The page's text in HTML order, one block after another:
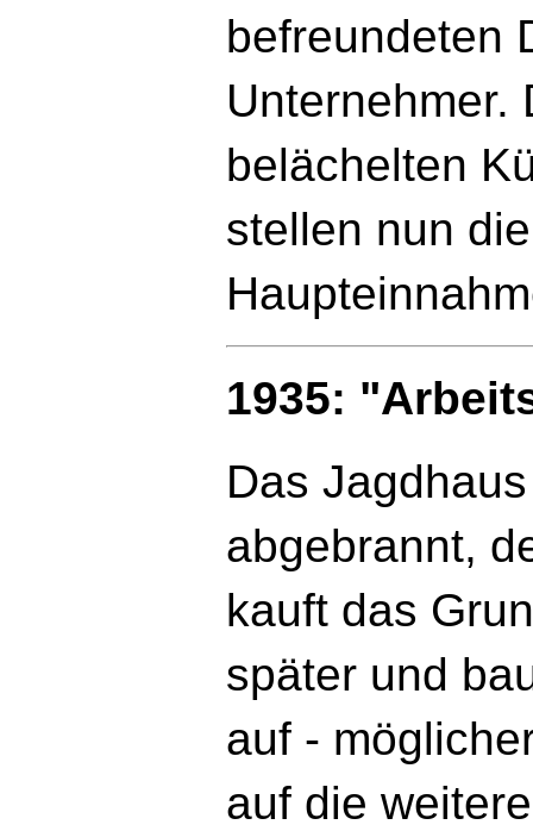
befreundeten
Unternehmer.
belächelten
stellen nun die
1935:
Das
abgebrannt,
kauft das
später und
auf -
auf die